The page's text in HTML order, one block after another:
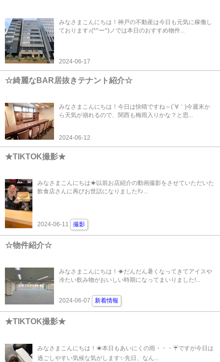
みなさまこんにちは！神戸の不動産は今日も元気に稼働し
ております♪(*^ー^)ノでは本日のおすすめ物件...
2024-06-17
☆綺麗なBAR居抜きテナント紹介☆
みなさまこんにちは！今日は快晴ですね～(´∀｀)今週末か
ら天気が崩れるので、関西も梅雨入りかな？と思...
2024-06-12
★TIKTOK撮影★
みなさまこんにちは☀以前お店紹介の動画撮影をさせていただいた
飲食店さんに再びお世話になりました!!♪...
2024-06-11 撮影
☆物件紹介☆
みなさまこんにちは！☀だんだん暑くなってきてアイスや
冷たい飲み物がおいしい時期になってまいりました!...
2024-06-07 新着情報
★TIKTOK撮影★
みなさまこんにちは！☀本日もあいにくの雨・・・☔ですが今日は
過ごしやすい気候な気がします✨先日、なん...